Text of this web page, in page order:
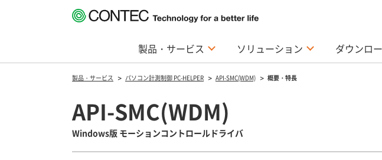
製品・サービス ソリューション ダウンロ
製品・サービス パソコン計測制御 PC-HELPER API-SMC(WDM) 概要・特長
API-SMC(WDM)
Windows版 モーションコントロールドライバ